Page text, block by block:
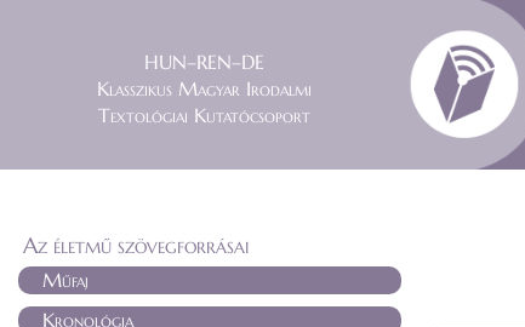
HUN–REN–DE
Klasszikus Magyar Irodalmi
Textológiai Kutatócsoport
Az életmű szövegforrásai
Műfaj
Kronológia